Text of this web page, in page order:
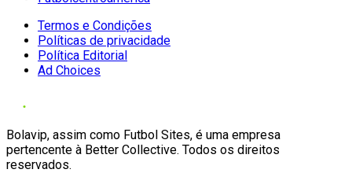
Termos e Condições
Políticas de privacidade
Política Editorial
Ad Choices
Bolavip, assim como Futbol Sites, é uma empresa
pertencente à Better Collective. Todos os direitos
reservados.